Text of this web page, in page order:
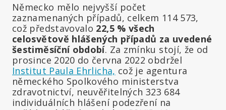
Německo mělo nejvyšší počet
zaznamenaných případů, celkem 114 573,
což představovalo 22,5 % všech
celosvětově hlášených případů za uvedené
šestiměsíční období. Za zmínku stojí, že od
prosince 2020 do června 2022 obdržel
Institut Paula Ehrlicha, což je agentura
německého Spolkového ministerstva
zdravotnictví, neuvěřitelných 323 684
individuálních hlášení podezření na